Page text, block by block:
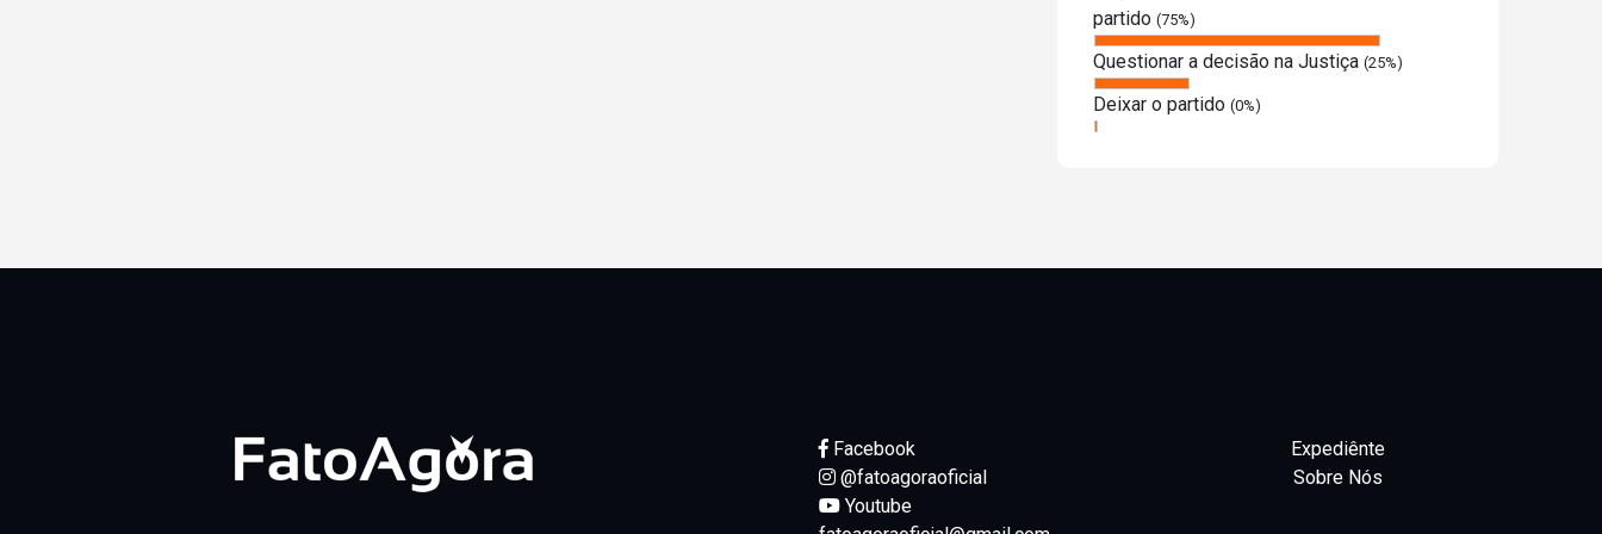
partido (75%)
Questionar a decisão na Justiça (25%)
Deixar o partido (0%)
Facebook
@fatoagoraoficial
Youtube
Expediênte
Sobre Nós